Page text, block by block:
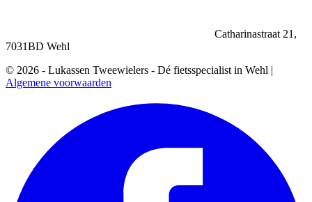
Catharinastraat 21,
7031BD Wehl
© 2026 - Lukassen Tweewielers - Dé fietsspecialist in Wehl |
Algemene voorwaarden